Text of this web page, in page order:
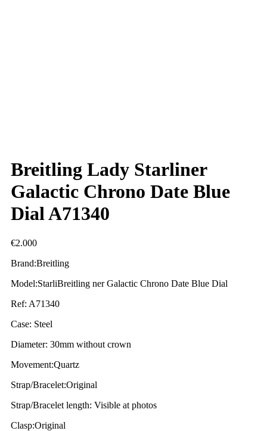
Breitling Lady Starliner
Galactic Chrono Date Blue
Dial A71340
€2.000
Brand:Breitling
Model:StarliBreitling ner Galactic Chrono Date Blue Dial
Ref: A71340
Case: Steel
Diameter: 30mm without crown
Movement:Quartz
Strap/Bracelet:Original
Strap/Bracelet length: Visible at photos
Clasp:Original